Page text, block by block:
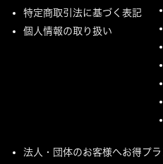
特定商取引法に基づく表記
個人情報の取り扱い
法人・団体のお客様へお得プ